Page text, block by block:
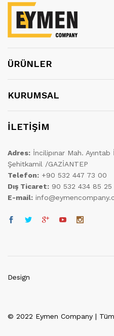
ÜRÜNLER
KURUMSAL
İLETİŞİM
Adres: İncilipınar Mah.
Şehitkamil /GAZİANTEP
Telefon: +90 532 447 73 00
Dış Ticaret: 90 532 434 85 25
E-mail:
© 2022 Eymen Company | Tüm
Design